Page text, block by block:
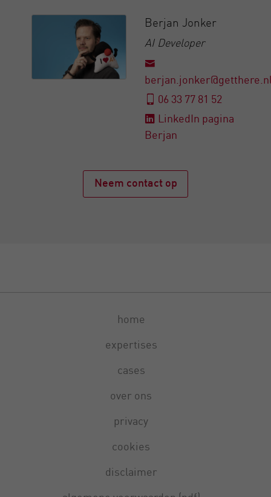
Berjan Jonker
AI Developer
06 33 77 81 52
LinkedIn pagina
Berjan
Neem contact op
home
expertises
cases
over ons
privacy
cookies
disclaimer